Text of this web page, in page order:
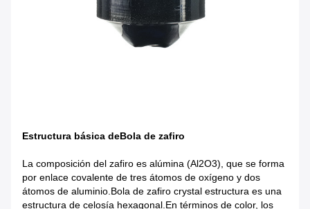
Estructura básica deBola de zafiro
La composición del zafiro es alúmina (Al2O3), que se forma
por enlace covalente de tres átomos de oxígeno y dos
átomos de aluminio.Bola de zafiro crystal estructura es una
estructura de celosía hexagonal.En términos de color, los